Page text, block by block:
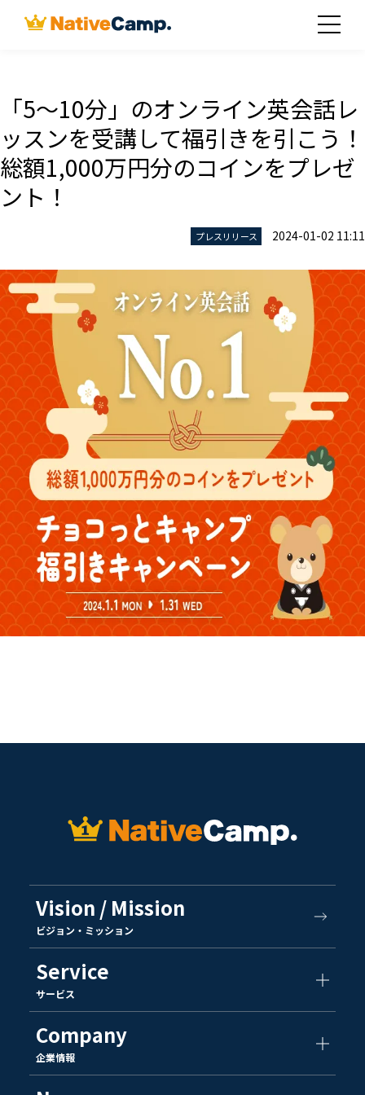
「5〜10分」のオンライン英会話レ
ッスンを受講して福引きを引こう！
総額1,000万円分のコインをプレゼ
ント！
プレスリリース 2024-01-02 11:11
Vision / Mission
ビジョン・ミッション
Service
サービス
Company
企業情報